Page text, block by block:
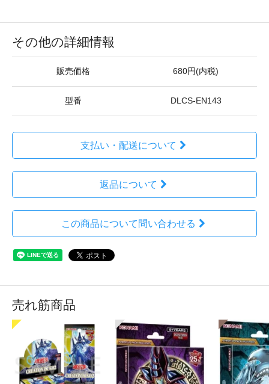
その他の詳細情報
販売価格 680円(内税)
型番 DLCS-EN143
支払い・配送について
返品について
この商品について問い合わせる
売れ筋商品